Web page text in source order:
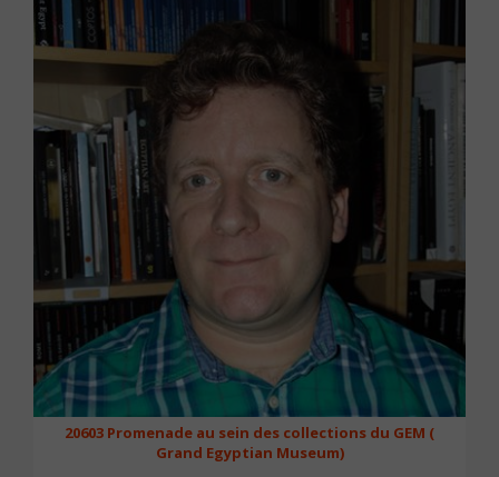
20603 Promenade au sein des collections du GEM (
Grand Egyptian Museum)